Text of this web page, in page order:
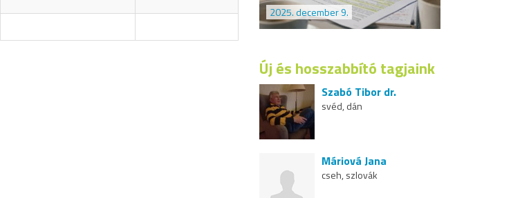
2025. december 9.
Új és hosszabbító tagjaink
Szabó Tibor dr.
svéd, dán
Máriová Jana
cseh, szlovák